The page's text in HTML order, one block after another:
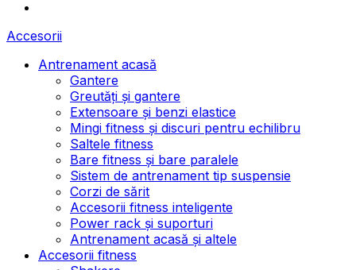
Accesorii
Antrenament acasă
Gantere
Greutăți și gantere
Extensoare și benzi elastice
Mingi fitness și discuri pentru echilibru
Saltele fitness
Bare fitness și bare paralele
Sistem de antrenament tip suspensie
Corzi de sărit
Accesorii fitness inteligente
Power rack și suporturi
Antrenament acasă și altele
Accesorii fitness